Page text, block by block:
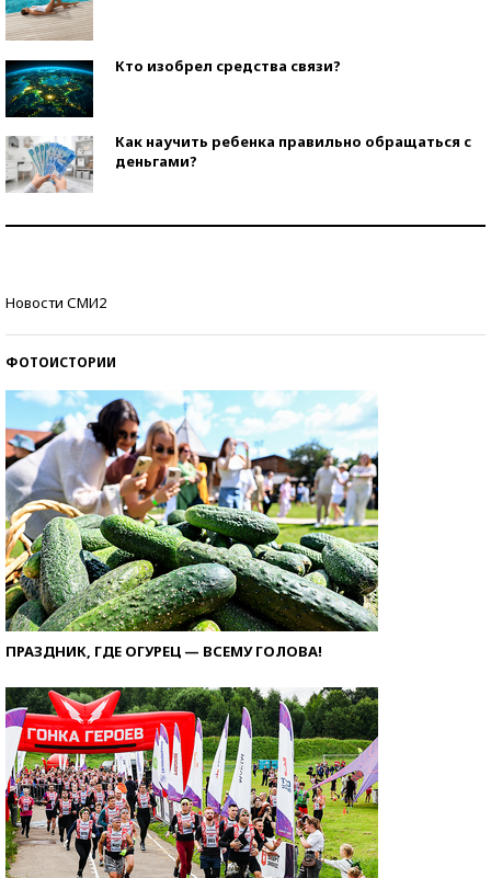
Кто изобрел средства связи?
Как научить ребенка правильно обращаться с
деньгами?
Новости СМИ2
ФОТОИСТОРИИ
ПРАЗДНИК, ГДЕ ОГУРЕЦ — ВСЕМУ ГОЛОВА!